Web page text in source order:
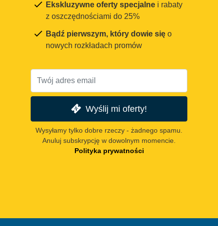
Ekskluzywne oferty specjalne i rabaty
z oszczędnościami do 25%
Bądź pierwszym, który dowie się o
nowych rozkładach promów
Wyślij mi oferty!
Wysyłamy tylko dobre rzeczy - żadnego spamu.
Anuluj subskrypcję w dowolnym momencie.
Polityka prywatności